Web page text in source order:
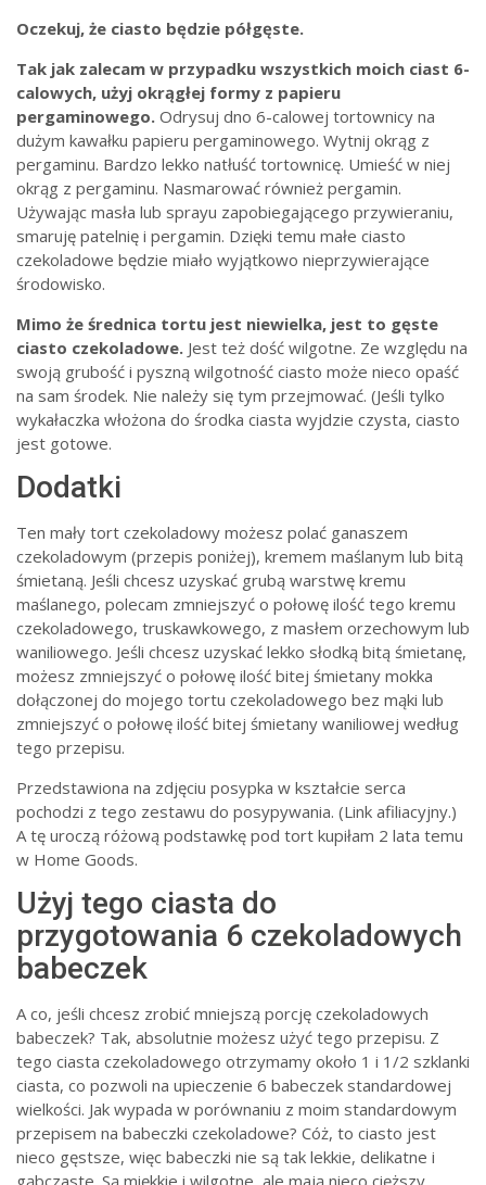
Oczekuj, że ciasto będzie półgęste.
Tak jak zalecam w przypadku wszystkich moich ciast 6-
calowych, użyj okrągłej formy z papieru
pergaminowego. Odrysuj dno 6-calowej tortownicy na
dużym kawałku papieru pergaminowego. Wytnij okrąg z
pergaminu. Bardzo lekko natłuść tortownicę. Umieść w niej
okrąg z pergaminu. Nasmarować również pergamin.
Używając masła lub sprayu zapobiegającego przywieraniu,
smaruję patelnię i pergamin. Dzięki temu małe ciasto
czekoladowe będzie miało wyjątkowo nieprzywierające
środowisko.
Mimo że średnica tortu jest niewielka, jest to gęste
ciasto czekoladowe. Jest też dość wilgotne. Ze względu na
swoją grubość i pyszną wilgotność ciasto może nieco opaść
na sam środek. Nie należy się tym przejmować. (Jeśli tylko
wykałaczka włożona do środka ciasta wyjdzie czysta, ciasto
jest gotowe.
Dodatki
Ten mały tort czekoladowy możesz polać ganaszem
czekoladowym (przepis poniżej), kremem maślanym lub bitą
śmietaną. Jeśli chcesz uzyskać grubą warstwę kremu
maślanego, polecam zmniejszyć o połowę ilość tego kremu
czekoladowego, truskawkowego, z masłem orzechowym lub
waniliowego. Jeśli chcesz uzyskać lekko słodką bitą śmietanę,
możesz zmniejszyć o połowę ilość bitej śmietany mokka
dołączonej do mojego tortu czekoladowego bez mąki lub
zmniejszyć o połowę ilość bitej śmietany waniliowej według
tego przepisu.
Przedstawiona na zdjęciu posypka w kształcie serca
pochodzi z tego zestawu do posypywania. (Link afiliacyjny.)
A tę uroczą różową podstawkę pod tort kupiłam 2 lata temu
w Home Goods.
Użyj tego ciasta do
przygotowania 6 czekoladowych
babeczek
A co, jeśli chcesz zrobić mniejszą porcję czekoladowych
babeczek? Tak, absolutnie możesz użyć tego przepisu. Z
tego ciasta czekoladowego otrzymamy około 1 i 1/2 szklanki
ciasta, co pozwoli na upieczenie 6 babeczek standardowej
wielkości. Jak wypada w porównaniu z moim standardowym
przepisem na babeczki czekoladowe? Cóż, to ciasto jest
nieco gęstsze, więc babeczki nie są tak lekkie, delikatne i
gąbczaste. Są miękkie i wilgotne, ale mają nieco cięższy